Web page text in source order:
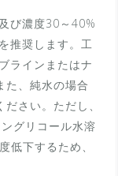
び濃度30～40%
推奨します。工
ラインまたはナ
た、純水の場合
さい。ただし、
グリコール水溶
低下するため、